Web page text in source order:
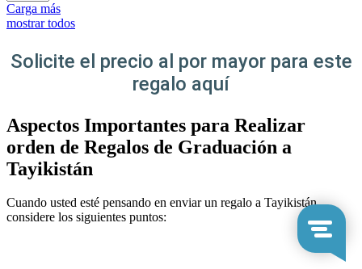
Carga más
mostrar todos
Solicite el precio al por mayor para este
regalo aquí
Aspectos Importantes para Realizar
orden de Regalos de Graduación a
Tayikistán
Cuando usted esté pensando en enviar un regalo a Tayikistán,
considere los siguientes puntos: